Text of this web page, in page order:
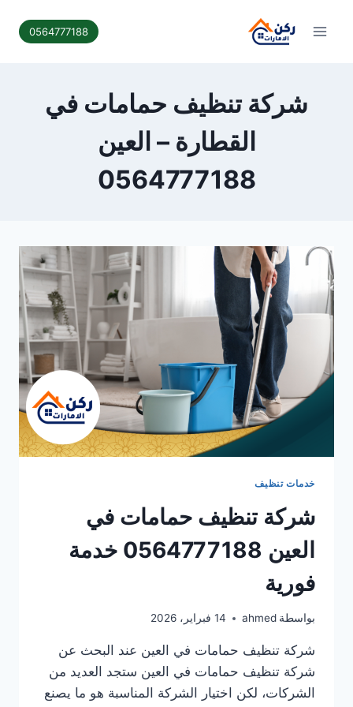
0564777188
شركة تنظيف حمامات في
القطارة – العين
0564777188
خدمات تنظيف
شركة تنظيف حمامات في
العين 0564777188 خدمة
فورية
بواسطة ahmed 14 فبراير، 2026
شركة تنظيف حمامات في العين عند البحث عن
شركة تنظيف حمامات في العين ستجد العديد من
الشركات، لكن اختيار الشركة المناسبة هو ما يصنع